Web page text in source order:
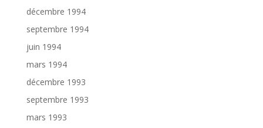
décembre 1994
septembre 1994
juin 1994
mars 1994
décembre 1993
septembre 1993
mars 1993